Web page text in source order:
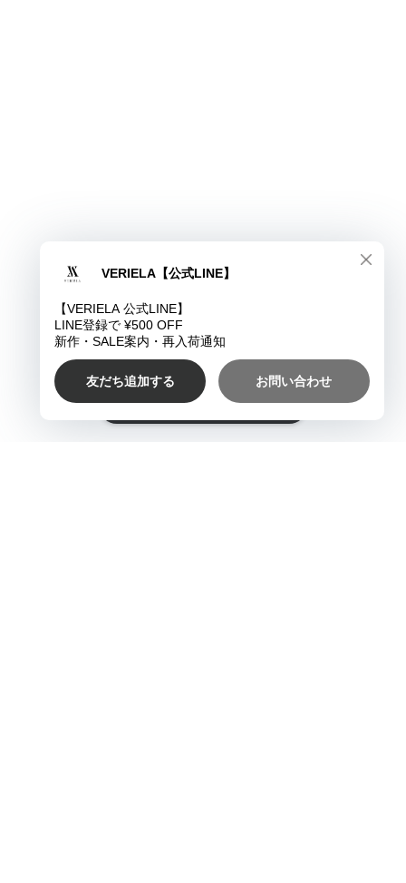
ショップに質問する